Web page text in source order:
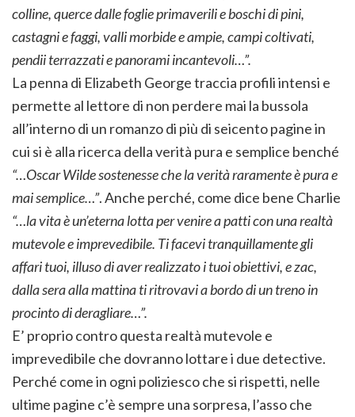
colline, querce dalle foglie primaverili e boschi di pini,
castagni e faggi, valli morbide e ampie, campi coltivati,
pendii terrazzati e panorami incantevoli…”.
La penna di Elizabeth George traccia profili intensi e
permette al lettore di non perdere mai la bussola
all’interno di un romanzo di più di seicento pagine in
cui si è alla ricerca della verità pura e semplice benché
“…Oscar Wilde sostenesse che la verità raramente è pura e
mai semplice…”. Anche perché, come dice bene Charlie
“…la vita è un’eterna lotta per venire a patti con una realtà
mutevole e imprevedibile. Ti facevi tranquillamente gli
affari tuoi, illuso di aver realizzato i tuoi obiettivi, e zac,
dalla sera alla mattina ti ritrovavi a bordo di un treno in
procinto di deragliare…”.
E’ proprio contro questa realtà mutevole e
imprevedibile che dovranno lottare i due detective.
Perché come in ogni poliziesco che si rispetti, nelle
ultime pagine c’è sempre una sorpresa, l’asso che